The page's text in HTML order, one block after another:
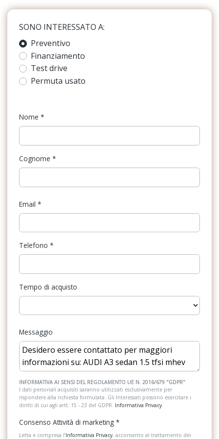
Fari con accensione automatica + sensore pioggia
Freno di stazionamento elettrico
Kit riparazione pneumatici / tirefit
Pacchetto
Pacchetto sicurezza
Parabrezza termico
Personalizzazioni Linea e Stile
Predisposizioni
Radio DAB
Sedili anteriori sportivi
Servosterzo
Sistema audio
Sistema di apertura keyless
Sistema di assistenza al mantenimento della corsia
Sistema di chiamata d'emergenza
Sistema di navigazione
Sistema di navigazione + TouchScreen
Interni con sedili sportivi, tessuto in nero
Pacchetto comfort plus
Pacchetto di assistenza per guida e parcheggio plus
Pacchetto equipaggiamenti per l'italia
Pacchetto infotainment connectivity
Regolatore automatico della distanza
Sistema di navigazione e infotainment audi connect plus
SONO INTERESSATO A:
Preventivo
Finanziamento
Test drive
Permuta usato
Nome *
Cognome *
Email *
Telefono *
Tempo di acquisto
Messaggio
INFORMATIVA AI SENSI DEL REGOLAMENTO UE N. 2016/679 "GDPR"
I dati personali acquisiti saranno utilizzati esclusivamente per
rispondere alla richiesta formulata. Gli Interessati possono esercitare i
diritti di cui agli artt. 15 - 23 del GDPR. Informativa Privacy.
Consenso Attività di marketing *
Letta e compresa l’Informativa Privacy, acconsento al trattamento dei